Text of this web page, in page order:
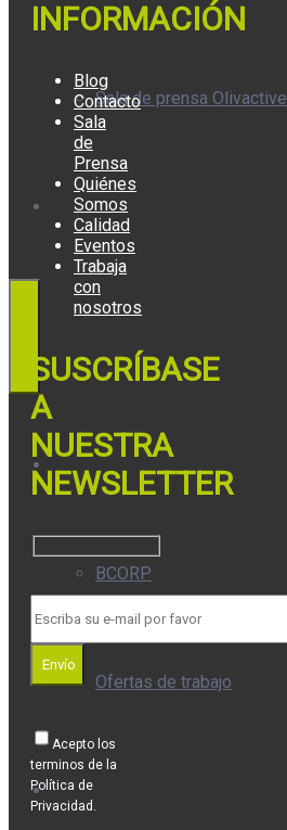
Sala de prensa Olivactive
Premios
Nosotros
BCORP
Ofertas de trabajo
Eventos
INFORMACIÓN
Blog
Contacto
Sala
de
Prensa
Quiénes
Somos
Calidad
Eventos
Trabaja
con
nosotros
SUSCRÍBASE
A
NUESTRA
NEWSLETTER
Envío
Acepto los
terminos de la
Política de
Privacidad.